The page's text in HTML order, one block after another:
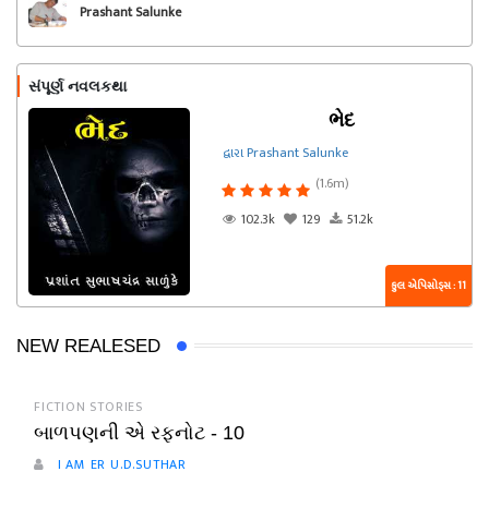
Prashant Salunke
સંપૂર્ણ નવલકથા
ભેદ
દ્વારા Prashant Salunke
(1.6m)
102.3k
129 51.2k
કુલ એપિસોડ્સ : 11
NEW REALESED
FICTION STORIES
બાળપણની એ રફનોટ - 10
I AM ER U.D.SUTHAR